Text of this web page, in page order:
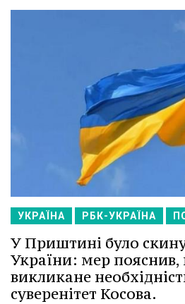
УКРАЇНА РБК-УКРАЇНА
У Приштині було
України: мер
викликане
суверенітет Косова.